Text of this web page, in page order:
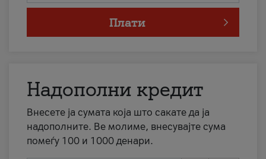
Плати
Надополни кредит
Внесете ја сумата која што сакате да ја
надополните. Ве молиме, внесувајте сума
помеѓу 100 и 1000 денари.